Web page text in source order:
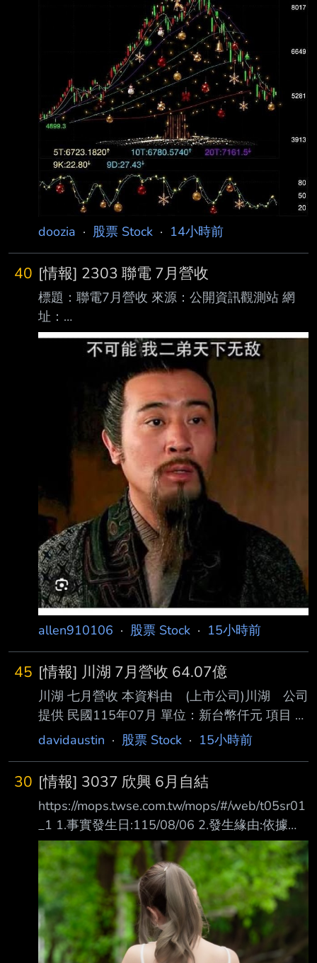
在企業獲利暴增、薪資成長
doozia · 股票 Stock · 14小時前
40 [情報] 2303 聯電 7月營收
標題：聯電7月營收 來源：公開資訊觀測站 網
址：
https://mopsov.twse.com.tw/mops/web/index 內
文： 本資料由 (上市公司) 聯電 公司提供 民國
115年07月 單位：新台幣仟元 項目 營業收入淨
額 本月： 23,844,045 去年同期： 20,040,049
增減金額： 3,803,996 增減百分比： 18.98 本
年累計： 153,614,609 去年累計：
136,656,663 增減金額： 16,957,946 增減百分
比： 12.41 備註/營收變化原因
allen910106 · 股票 Stock · 15小時前
45 [情報] 川湖 7月營收 64.07億
川湖 七月營收 本資料由 (上市公司)川湖 公司
提供 民國115年07月 單位：新台幣仟元 項目 營
業收入淨額 本月 6,407,256 去年同期
355.52 本年累計 22,687,022 去年累計
9,589,506 增減金額 13,097,516 增減百分比
136.58 備註 / 營收變化原因說明 新產品開始出
貨，導致年對年營收增幅較大。
https://mopsov.twse.com.tw/mops/web/t05st10
_ifrs
davidaustin · 股票 Stock · 15小時前
30 [情報] 3037 欣興 6月自結
https://mops.twse.com.tw/mops/#/web/t05sr01
_1 1.事實發生日:115/08/06 2.發生緣由:依據臺
灣證券交易所股份有限公司通知辦理 3.財務業務
資訊: 期間 (月) (季) (最近四季累計) ------ ------
----------------- ------------------------ 最近
1月 與去年 最近1季 與去年 114年第3季至 科目
(115年6月) 同期增減 (115年第2季) 同期增減
115年第2季 核閱數 (%) 核閱數